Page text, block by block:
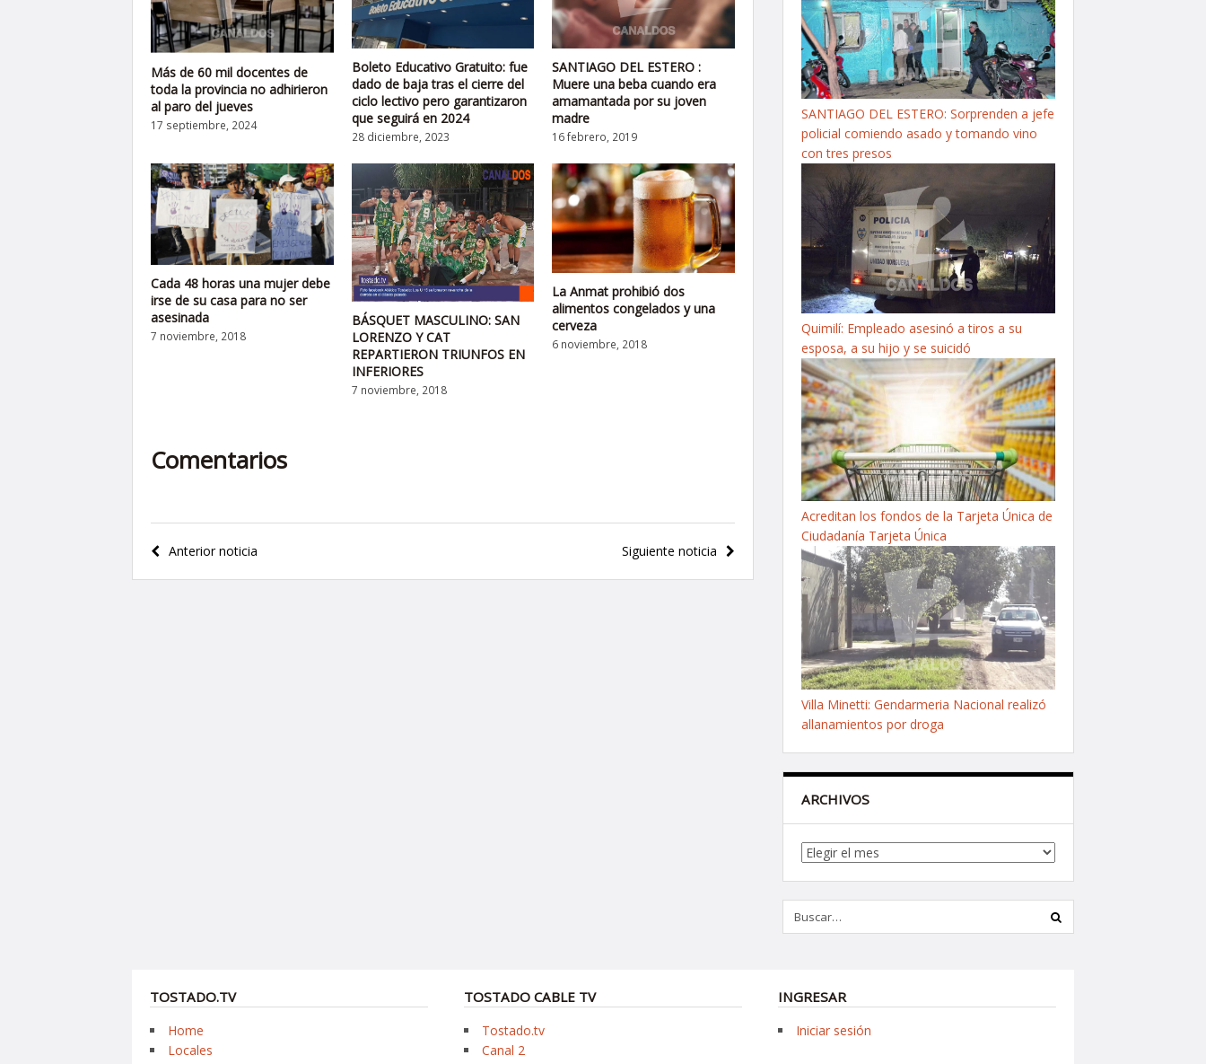
Más de 60 mil docentes de
toda la provincia no adhirieron
al paro del jueves
17 septiembre, 2024
Boleto Educativo Gratuito: fue
dado de baja tras el cierre del
ciclo lectivo pero garantizaron
que seguirá en 2024
28 diciembre, 2023
SANTIAGO DEL ESTERO :
Muere una beba cuando era
amamantada por su joven
madre
16 febrero, 2019
Cada 48 horas una mujer debe
irse de su casa para no ser
asesinada
7 noviembre, 2018
BÁSQUET MASCULINO: SAN
LORENZO Y CAT
REPARTIERON TRIUNFOS EN
INFERIORES
7 noviembre, 2018
La Anmat prohibió dos
alimentos congelados y una
cerveza
6 noviembre, 2018
Comentarios
Navegación
de
Siguiente noticia
Anterior noticia
SANTIAGO DEL ESTERO: Sorprenden a jefe
policial comiendo asado y tomando vino
con tres presos
Quimilí: Empleado asesinó a tiros a su
esposa, a su hijo y se suicidó
Acreditan los fondos de la Tarjeta Única de
Ciudadanía Tarjeta Única
Villa Minetti: Gendarmeria Nacional realizó
allanamientos por droga
ARCHIVOS
Archivos
TOSTADO.TV
Home
Locales
TOSTADO CABLE TV
Tostado.tv
Canal 2
INGRESAR
Iniciar sesión